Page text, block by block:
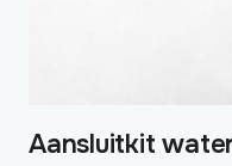
Aansluitkit